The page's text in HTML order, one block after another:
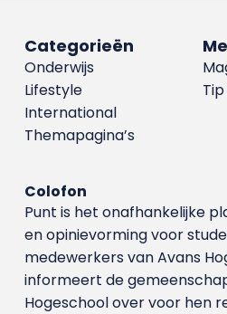
Categorieën
Onderwijs
Lifestyle
International
Themapagina’s
Colofon
Punt is het onafhankelijke
en opinievorming voor
medewerkers van Avans
informeert de
Hogeschool over voor hen